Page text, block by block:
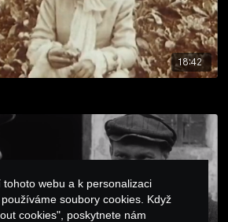
18:42
tohoto webu a k personalizaci
soubory cookies. Když
cookies", poskytnete nám